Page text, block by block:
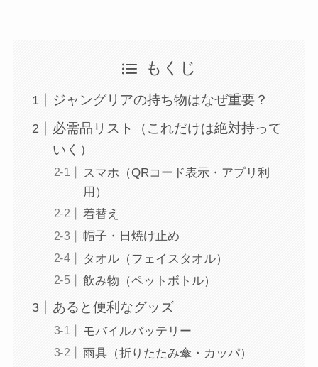
もくじ
ジャングリアの持ち物はなぜ重要？
必需品リスト（これだけは絶対持って
いく）
スマホ（QRコード表示・アプリ利
用）
着替え
帽子・日焼け止め
タオル（フェイスタオル）
飲み物（ペットボトル）
あると便利なグッズ
モバイルバッテリー
雨具（折りたたみ傘・カッパ）